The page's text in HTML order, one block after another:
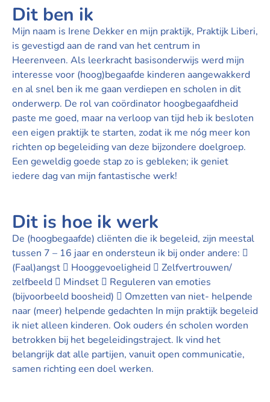
Dit ben ik
Mijn naam is Irene Dekker en mijn praktijk, Praktijk Liberi,
is gevestigd aan de rand van het centrum in
Heerenveen. Als leerkracht basisonderwijs werd mijn
interesse voor (hoog)begaafde kinderen aangewakkerd
en al snel ben ik me gaan verdiepen en scholen in dit
onderwerp. De rol van coördinator hoogbegaafdheid
paste me goed, maar na verloop van tijd heb ik besloten
een eigen praktijk te starten, zodat ik me nóg meer kon
richten op begeleiding van deze bijzondere doelgroep.
Een geweldig goede stap zo is gebleken; ik geniet
iedere dag van mijn fantastische werk!
Dit is hoe ik werk
De (hoogbegaafde) cliënten die ik begeleid, zijn meestal
tussen 7 – 16 jaar en ondersteun ik bij onder andere: 
(Faal)angst  Hooggevoeligheid  Zelfvertrouwen/
zelfbeeld  Mindset  Reguleren van emoties
(bijvoorbeeld boosheid)  Omzetten van niet- helpende
naar (meer) helpende gedachten In mijn praktijk begeleid
ik niet alleen kinderen. Ook ouders én scholen worden
betrokken bij het begeleidingstraject. Ik vind het
belangrijk dat alle partijen, vanuit open communicatie,
samen richting een doel werken.